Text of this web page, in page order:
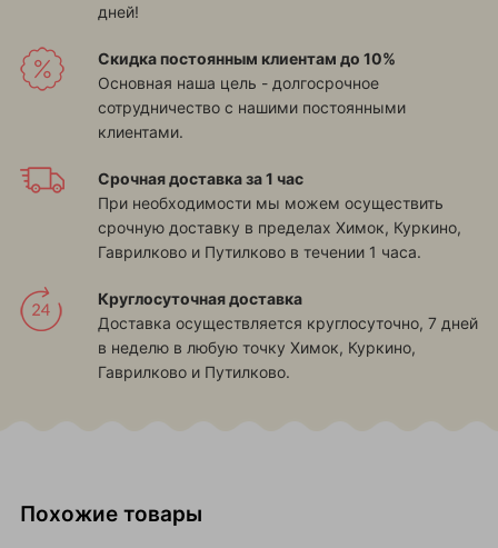
дней!
Скидка постоянным клиентам до 10%
Основная наша цель - долгосрочное
сотрудничество с нашими постоянными
клиентами.
Срочная доставка за 1 час
При необходимости мы можем осуществить
срочную доставку в пределах Химок, Куркино,
Гаврилково и Путилково в течении 1 часа.
Круглосуточная доставка
Доставка осуществляется круглосуточно, 7 дней
в неделю в любую точку Химок, Куркино,
Гаврилково и Путилково.
Похожие товары